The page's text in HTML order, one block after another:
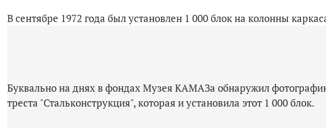
В сентябре 1972 года был установлен 1 000 блок на колонны
Буквально на днях в фондах Музея КАМАЗа обнаружил
треста "Стальконструкция", которая и установила этот 1 000 блок.